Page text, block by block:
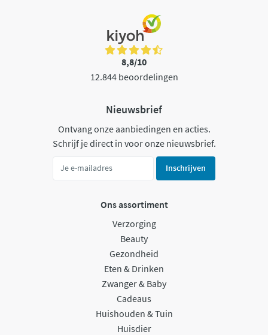
8,8/10
12.844 beoordelingen
Nieuwsbrief
Ontvang onze aanbiedingen en acties.
Schrijf je direct in voor onze nieuwsbrief.
Inschrijven
Ons assortiment
Verzorging
Beauty
Gezondheid
Eten & Drinken
Zwanger & Baby
Cadeaus
Huishouden & Tuin
Huisdier